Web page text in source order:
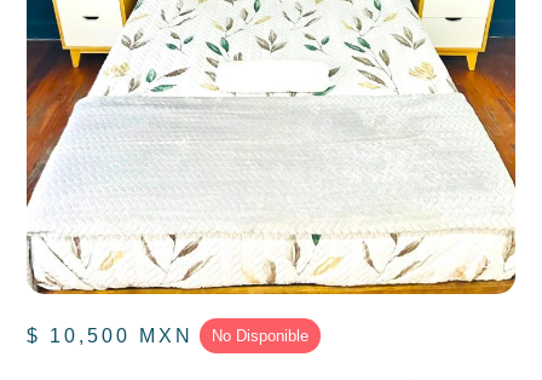
$ 10,500 MXN No Disponible